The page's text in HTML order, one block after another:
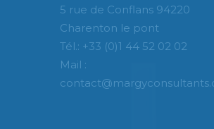
5 rue de Conflans 94220
Charenton le pont
Tél.: +33 (0)1 44 52 02 02
Mail :